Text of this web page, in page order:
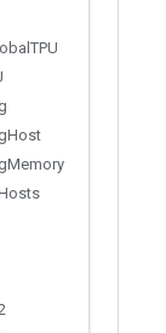
TPU
Host
Memory